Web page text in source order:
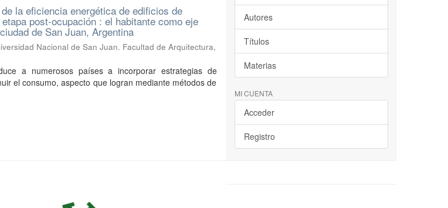
la eficiencia energética de edificios de
post-ocupación : el habitante como eje
de San Juan, Argentina
Nacional de San Juan. Facultad de Arquitectura,
a numerosos países a incorporar estrategias de
el consumo, aspecto que logran mediante métodos de
Autores
Títulos
Materias
MI CUENTA
Acceder
Registro